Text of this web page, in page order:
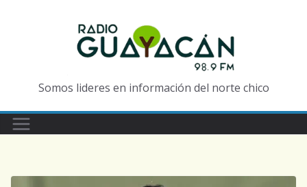
Somos lideres en información del norte chico